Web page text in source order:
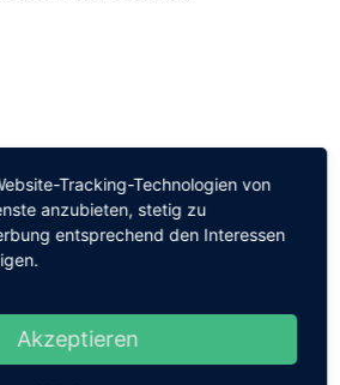
Tracking-Technologien von
anzubieten, stetig zu
entsprechend den Interessen
Akzeptieren